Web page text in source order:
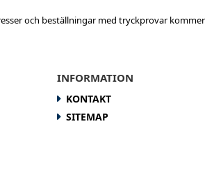
och beställningar med tryckprovar
INFORMATION
KONTAKT
SITEMAP